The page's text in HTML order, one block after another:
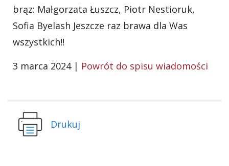
brąz: Małgorzata Łuszcz, Piotr Nestioruk,
Sofia Byelash Jeszcze raz brawa dla Was
wszystkich!!
3 marca 2024 | Powrót do spisu wiadomości
Drukuj